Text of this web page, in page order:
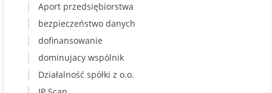
Aport przedsiębiorstwa
bezpieczeństwo danych
dofinansowanie
dominujacy wspólnik
Działalność spółki z o.o.